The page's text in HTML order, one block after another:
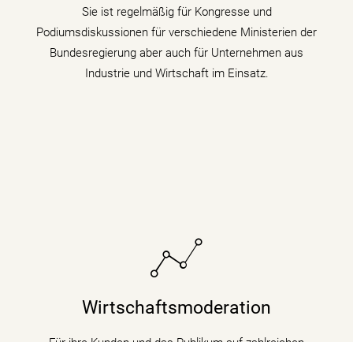
Sie ist regelmäßig für Kongresse und
Podiumsdiskussionen für verschiedene Ministerien der
Bundesregierung aber auch für Unternehmen aus
Industrie und Wirtschaft im Einsatz.
mehr erfahren
Wirtschaftsmoderation
Sie bringt fundiertes Hintergrundwissen (Digitalisierung
politische Zusammenhänge auf Podiumsdiskussionen